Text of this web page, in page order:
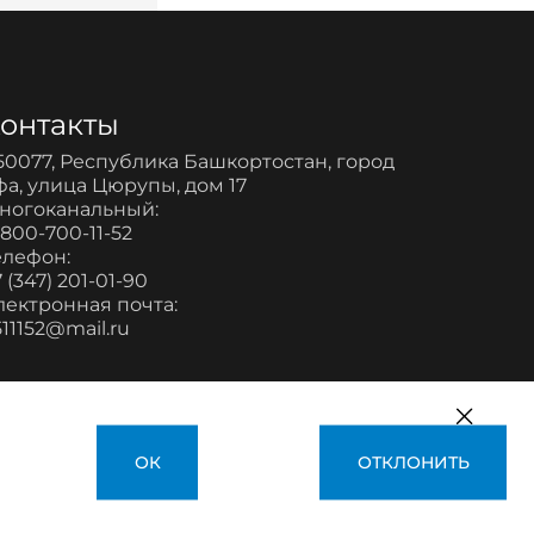
Республика Башкортостан, город
улица Цюрупы, дом 17
700-11-52
(347) 201-01-90
почта:
ОТКЛОНИТЬ
ОК